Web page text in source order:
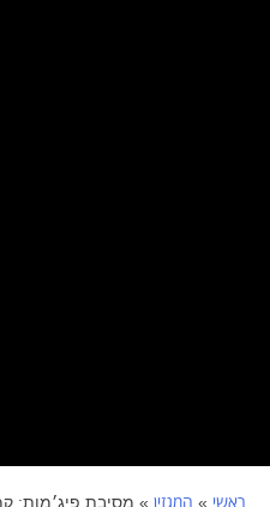
ראשי » המגזין » מסיבת פיג׳מות: